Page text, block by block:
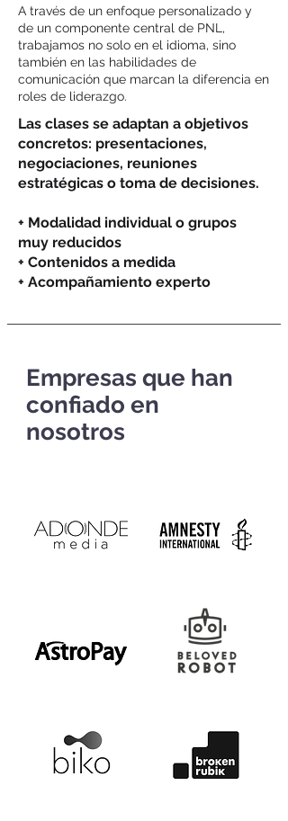
A través de un enfoque personalizado y
de un componente central de PNL,
trabajamos no solo en el idioma, sino
también en las habilidades de
comunicación que marcan la diferencia en
roles de liderazgo.
Las clases se adaptan a objetivos
concretos: presentaciones,
negociaciones, reuniones
estratégicas o toma de decisiones.
+ Modalidad individual o grupos
muy reducidos
+ Contenidos a medida
+ Acompañamiento experto
Empresas que han
confiado en
nosotros